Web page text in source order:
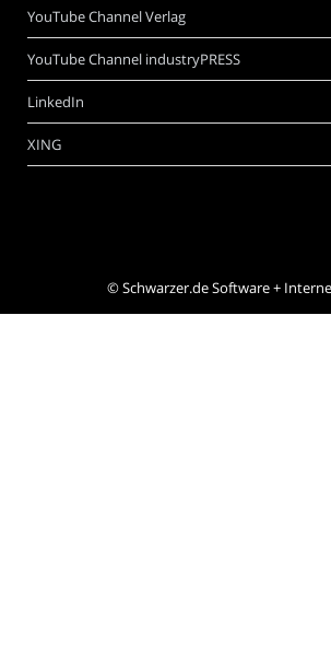
YouTube Channel Verlag
YouTube Channel industryPRESS
LinkedIn
XING
©Schwarzer.de Software +